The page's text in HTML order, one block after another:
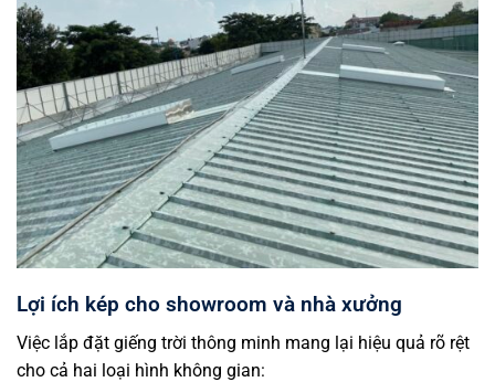
Lợi ích kép cho showroom và nhà xưởng
Việc lắp đặt giếng trời thông minh mang lại hiệu quả rõ rệt
cho cả hai loại hình không gian: